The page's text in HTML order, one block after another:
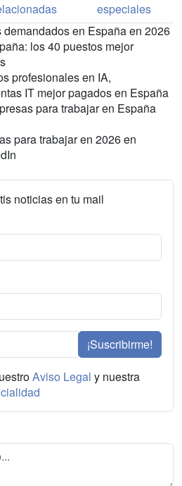
especiales
en España en 2026
los 40 puestos mejor
profesionales en IA,
IT mejor pagados en España
para trabajar en España
para trabajar en 2026 en
noticias en tu mail
¡Suscribirme!
Aviso Legal y nuestra